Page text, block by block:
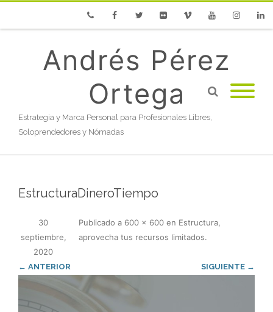
Andrés Pérez
Ortega
Estrategia y Marca Personal para Profesionales Libres,
Soloprendedores y Nómadas
EstructuraDineroTiempo
Publicado
30
septiembre,
2020
a 600 × 600 en Estructura,
aprovecha tus recursos limitados.
← ANTERIOR SIGUIENTE →